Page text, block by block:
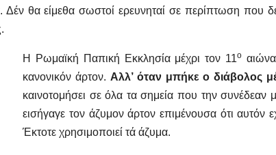
θα είμεθα σωστοί ερευνηταί σε περίπτωση που
Η Ρωμαϊκή Παπική Εκκλησία μέχρι τον 11οαιώνα
κανονικόν άρτον. Αλλ’ όταν μπήκε ο διάβολος
καινοτομήσει σε όλα τα σημεία που την συνέδεαν
εισήγαγε τον άζυμον άρτον επιμένουσα ότι αυτόν
Έκτοτε χρησιμοποιεί τά άζυμα.